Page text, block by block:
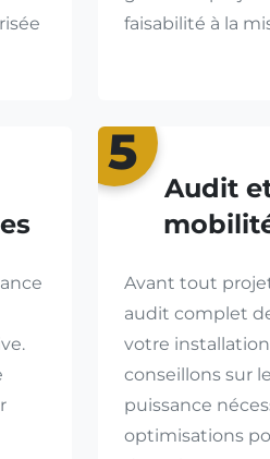
faisabilité à la
5
Audit
Avant tout
audit complet
votre
conseillons sur
puissance
optimisations